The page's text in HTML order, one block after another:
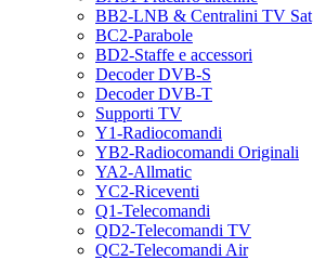
BB2-LNB & Centralini TV Sat
BC2-Parabole
BD2-Staffe e accessori
Decoder DVB-S
Decoder DVB-T
Supporti TV
Y1-Radiocomandi
YB2-Radiocomandi Originali
YA2-Allmatic
YC2-Riceventi
Q1-Telecomandi
QD2-Telecomandi TV
QC2-Telecomandi Air